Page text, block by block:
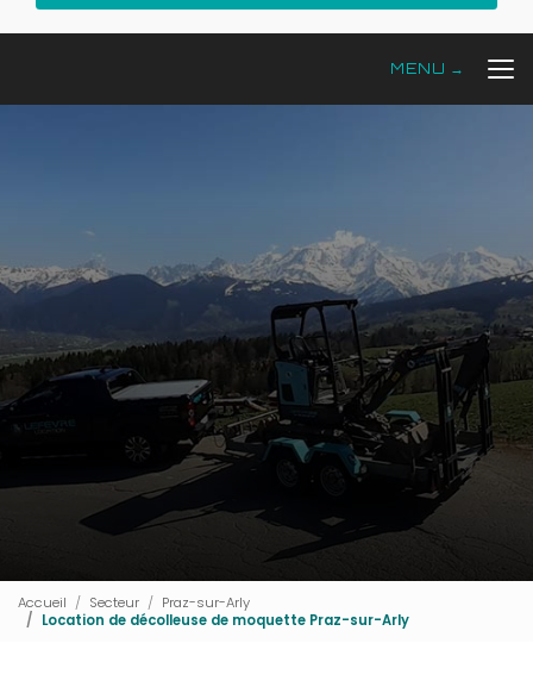
Accueil Secteur
Praz-sur-Arly
Location de décolleuse de moquette Praz-sur-Arly